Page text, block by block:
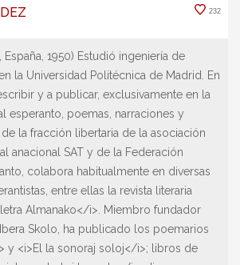
232
España, 1950) Estudió ingeniería de
la Universidad Politécnica de Madrid. En
y a publicar, exclusivamente en la
esperanto, poemas, narraciones y
la fracción libertaria de la asociación
anacional SAT y de la Federación
colabora habitualmente en diversas
entre ellas la revista literaria
Almanako</i>. Miembro fundador
Skolo, ha publicado los poemarios
y <i>El la sonoraj soloj</i>; libros de